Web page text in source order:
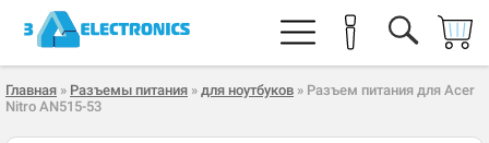
Главная » Разъемы питания » для ноутбуков » Разъем питания для Acer
Nitro AN515-53